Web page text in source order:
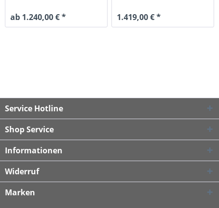
ab 1.240,00 € * 1.419,00 € *
Service Hotline
Shop Service
Informationen
Widerruf
Marken